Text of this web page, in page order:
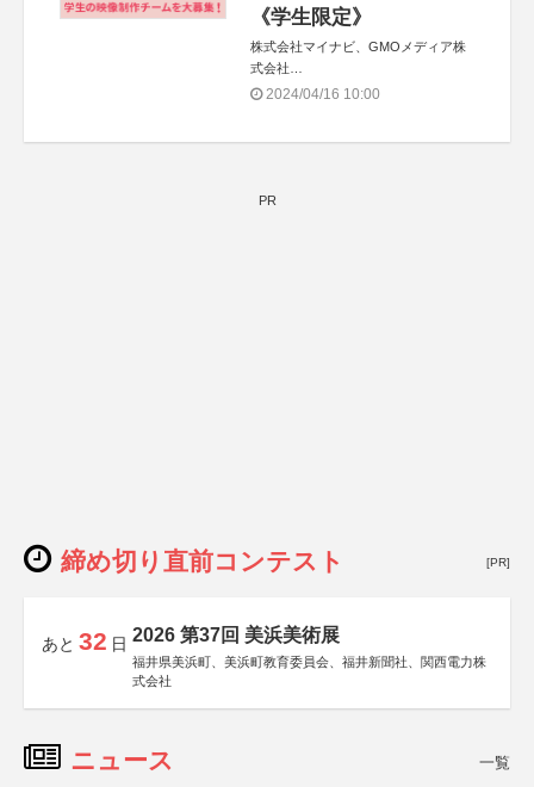
《学生限定》
株式会社マイナビ、GMOメディア株
式会社
特別協賛：株式会社JDN／コンテスト
2024/04/16 10:00
PR
締め切り直前コンテスト [PR]
あと 32 日 2026 第37回 美浜美術展
福井県美浜町、美浜町教育委員会、福井新聞社、関西電力株
式会社
ニュース 一覧